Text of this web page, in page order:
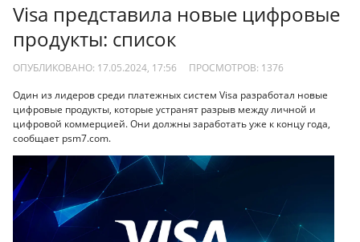
Visa представила новые цифровые
продукты: список
ОПУБЛИКОВАНО: 17.05.2024, 17:56 ПРОСМОТРОВ: 1376
Один из лидеров среди платежных систем Visa разработал новые
цифровые продукты, которые устранят разрыв между личной и
цифровой коммерцией. Они должны заработать уже к концу года,
сообщает psm7.com.